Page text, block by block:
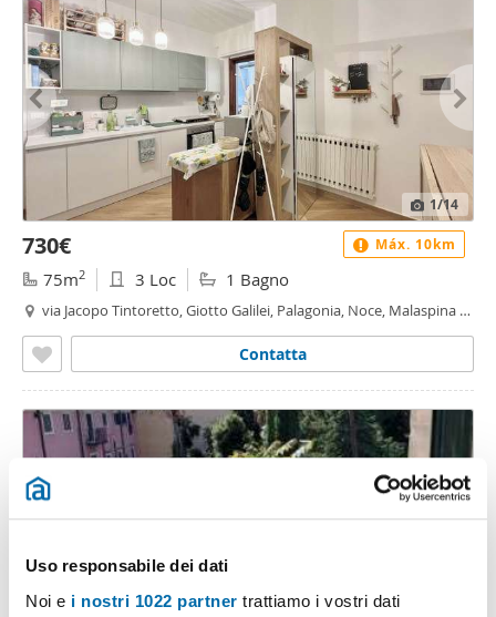
Uso responsabile dei dati
Noi e i nostri 1022 partner trattiamo i vostri dati
1/14
730€
75m2 3 Loc 1 Bagno
via Jacopo Tintoretto, Giotto Galilei, Palagonia, Noce, Malaspina -
Contatta
Máx. 10km